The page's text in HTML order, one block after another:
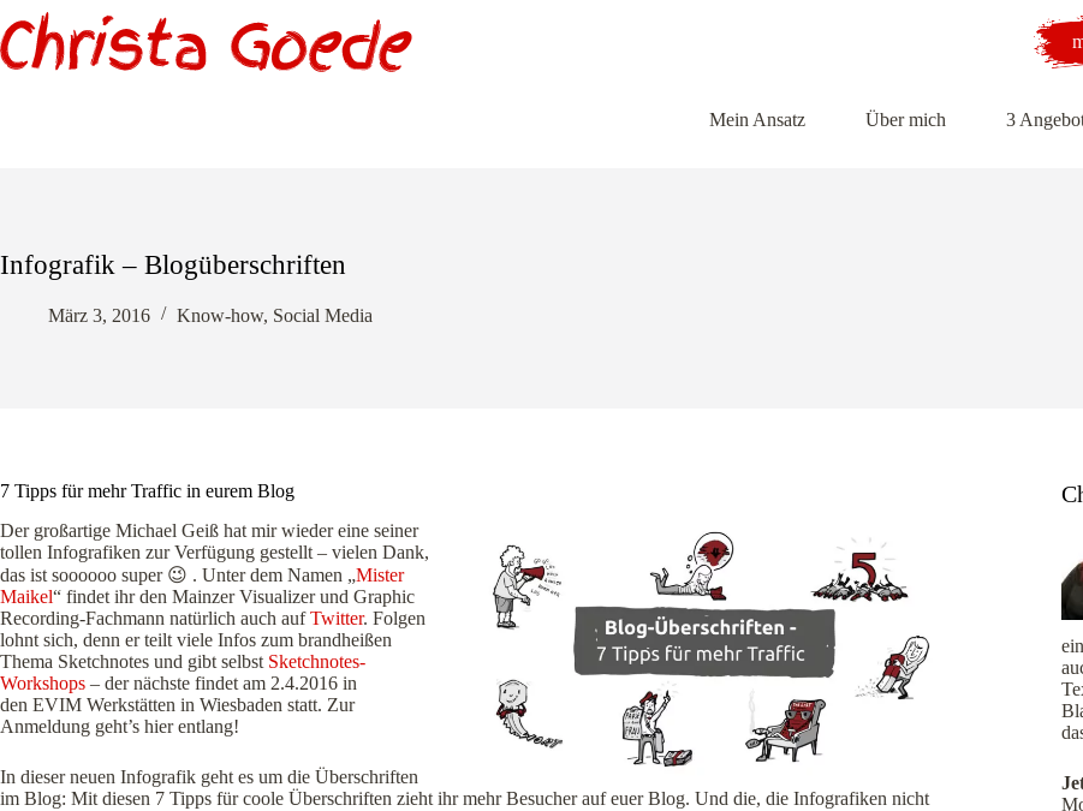
Inhalt
springen
Mein Ansatz Über mich 3
Infografik – Blogüberschriften
März 3, 2016 Know-how, Social Media
7 Tipps für mehr Traffic in eurem Blog
Der großartige Michael Geiß hat mir wieder eine seiner
tollen Infografiken zur Verfügung gestellt – vielen Dank,
das ist soooooo super 😉 . Unter dem Namen „Mister
Maikel“ findet ihr den Mainzer Visualizer und Graphic
Recording-Fachmann natürlich auch aufTwitter. Folgen
lohnt sich, denn er teilt viele Infos zum brandheißen
Thema Sketchnotes und gibt selbst Sketchnotes-
Workshops – der nächste findet am 2.4.2016 in
den EVIM Werkstätten in Wiesbaden statt. Zur
Anmeldung geht’s hier entlang!
In dieser neuen Infografik geht es um die Überschriften
im Blog: Mit diesen 7 Tipps für coole Überschriften zieht ihr mehr Besucher auf euer Blog. Und die, die Infografiken nicht